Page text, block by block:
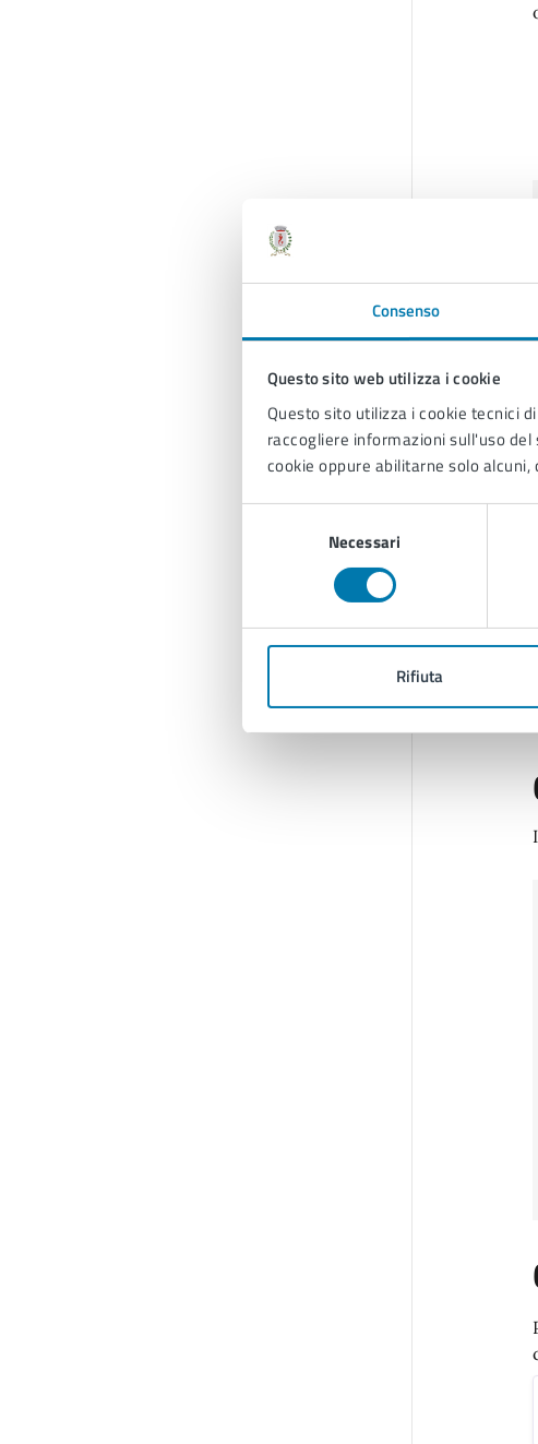
Consenso
Questo sito web utilizza i cookie
Questo sito utilizza i cookie tecnici
raccogliere informazioni sull'uso
cookie oppure abilitarne solo alcuni,
Necessari
Rifiuta